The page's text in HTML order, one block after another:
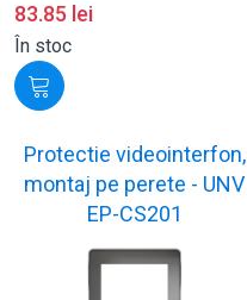
83.85 lei
În stoc
Protectie videointerfon,
montaj pe perete - UNV
EP-CS201